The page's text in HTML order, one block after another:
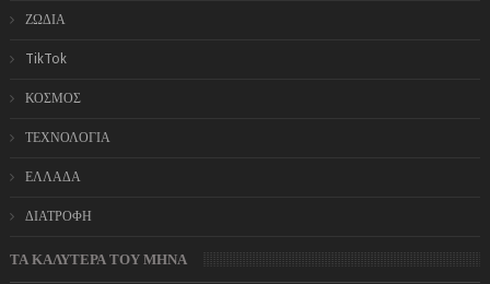
ΖΩΔΙΑ
TikTok
ΚΟΣΜΟΣ
ΤΕΧΝΟΛΟΓΙΑ
ΕΛΛΑΔΑ
ΔΙΑΤΡΟΦΗ
ΤΑ ΚΑΛΥΤΕΡΑ ΤΟΥ ΜΗΝΑ